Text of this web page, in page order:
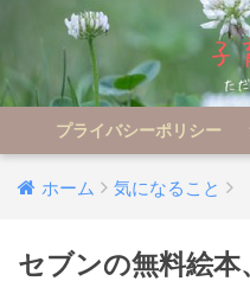
プライバシーポリシー
ホーム 気になること
セブンの無料絵